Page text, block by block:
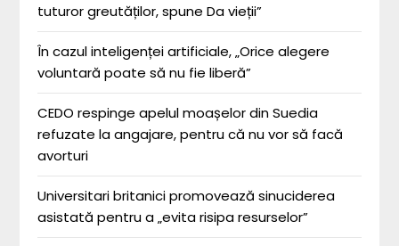
tuturor greutăților, spune Da vieții”
În cazul inteligenței artificiale, „Orice alegere
voluntară poate să nu fie liberă”
CEDO respinge apelul moașelor din Suedia
refuzate la angajare, pentru că nu vor să facă
avorturi
Universitari britanici promovează sinuciderea
asistată pentru a „evita risipa resurselor”